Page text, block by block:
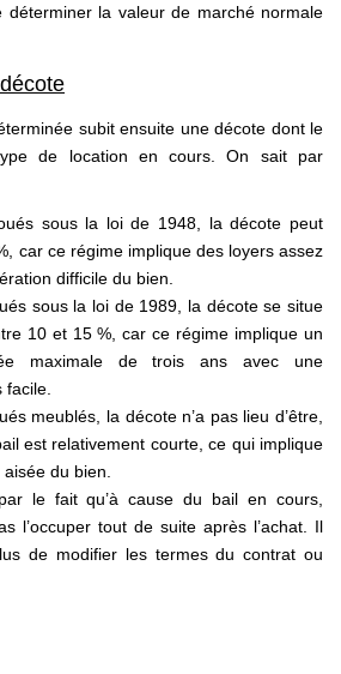
déterminer la valeur de marché normale
subit ensuite une décote dont le
de location en cours. On sait par
sous la loi de 1948, la décote peut
car ce régime implique des loyers assez
difficile du bien.
sous la loi de 1989, la décote se situe
10 et 15 %, car ce régime implique un
maximale de trois ans avec une
meublés, la décote n’a pas lieu d’être,
est relativement courte, ce qui implique
du bien.
le fait qu’à cause du bail en cours,
l’occuper tout de suite après l’achat. Il
de modifier les termes du contrat ou